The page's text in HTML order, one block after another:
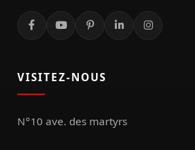
VISITEZ-NOUS
N°10 ave. des martyrs